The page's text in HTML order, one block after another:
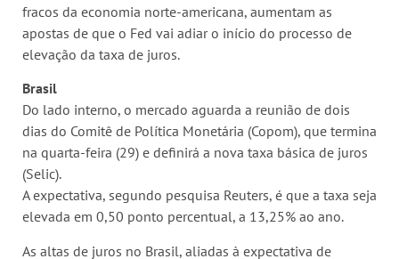
fracos da economia norte-americana, aumentam as
apostas de que o Fed vai adiar o início do processo de
elevação da taxa de juros.
Brasil
Do lado interno, o mercado aguarda a reunião de dois
dias do Comitê de Política Monetária (Copom), que termina
na quarta-feira (29) e definirá a nova taxa básica de juros
(Selic).
A expectativa, segundo pesquisa Reuters, é que a taxa seja
elevada em 0,50 ponto percentual, a 13,25% ao ano.
As altas de juros no Brasil, aliadas à expectativa de